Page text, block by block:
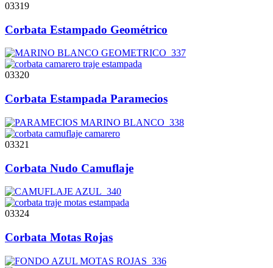
03319
Corbata Estampado Geométrico
03320
Corbata Estampada Paramecios
03321
Corbata Nudo Camuflaje
03324
Corbata Motas Rojas